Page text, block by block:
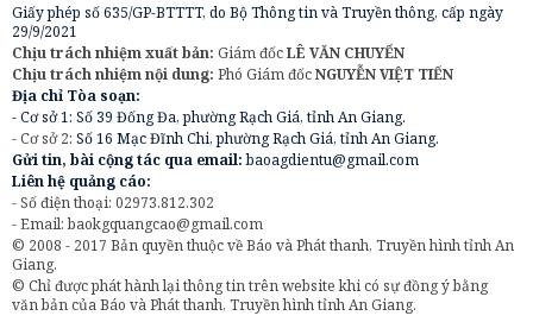
Giấy phép số 635/GP-BTTTT, do Bộ Thông tin và Truyền thông, cấp ngày
29/9/2021
Chịu trách nhiệm xuất bản: Giám đốcLÊ VĂN CHUYỂN
Chịu trách nhiệm nội dung: Phó Giám đốcNGUYỄN VIỆT TIẾN
Địa chỉ Tòa soạn:
- Cơ sở 1: Số 39 Đống Đa, phường Rạch Giá, tỉnh An Giang.
- Cơ sở 2: Số 16 Mạc Đĩnh Chi, phường Rạch Giá, tỉnh An Giang.
Gửi tin, bài cộng tác qua email:baoagdientu@gmail.com
Liên hệ quảng cáo:
- Số điện thoại: 02973.812.302
- Email:baokgquangcao@gmail.com
© 2008 - 2017 Bản quyền thuộc về Báo và Phát thanh, Truyền hình tỉnh An
Giang.
© Chỉ được phát hành lại thông tin trên website khi có sự đồng ý bằng
văn bản của Báo và Phát thanh, Truyền hình tỉnh An Giang.